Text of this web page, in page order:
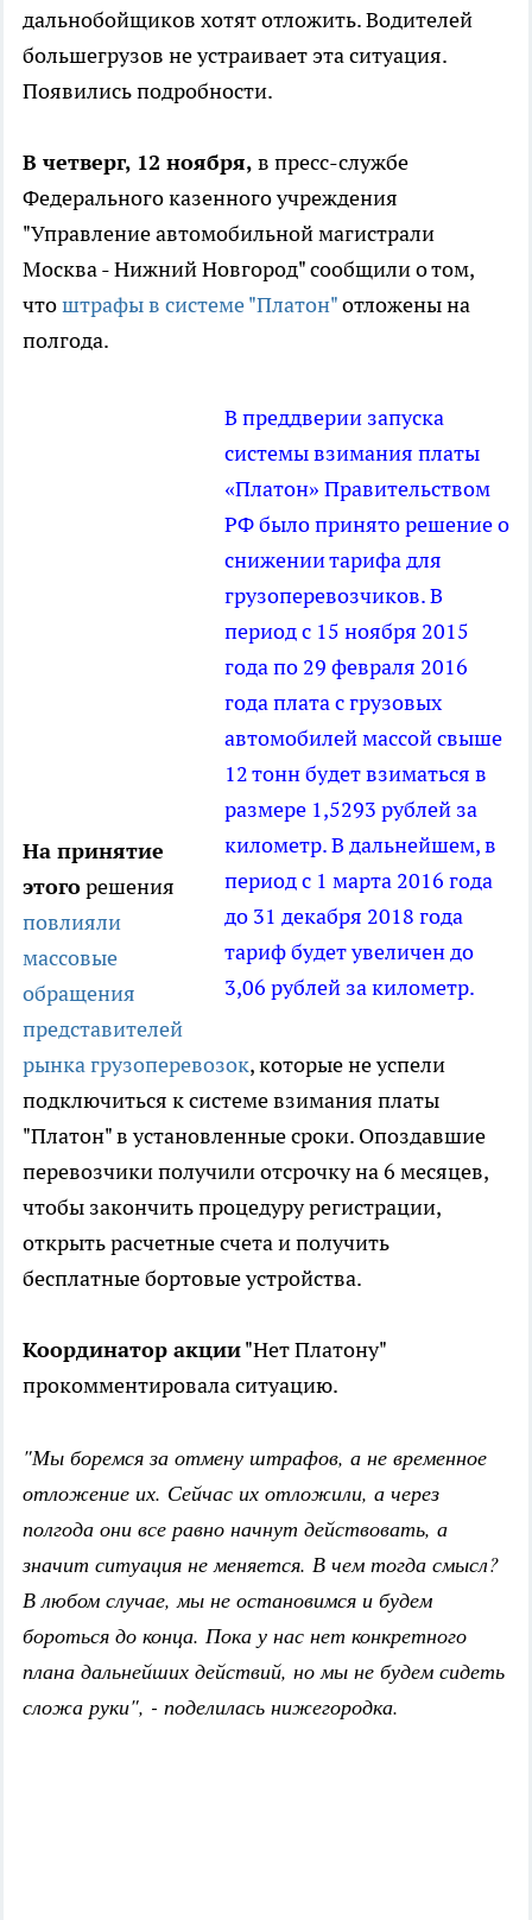
дальнобойщиков хотят отложить. Водителей
большегрузов не устраивает эта ситуация.
Появились подробности.
В четверг, 12 ноября, в пресс-службе
Федерального казенного учреждения
"Управление автомобильной магистрали
Москва - Нижний Новгород" сообщили о том,
чтоштрафы в системе "Платон"отложены на
полгода.
В преддверии запуска
системы взимания платы
«Платон» Правительством
РФ было принято решение о
снижении тарифа для
грузоперевозчиков. В
период с 15 ноября 2015
года по 29 февраля 2016
года плата с грузовых
автомобилей массой свыше
12 тонн будет взиматься в
размере 1,5293 рублей за
километр. В дальнейшем, в
период с 1 марта 2016 года
до 31 декабря 2018 года
тариф будет увеличен до
3,06 рублей за километр.
На принятие
этогорешения
повлияли
массовые
обращения
представителей
рынка грузоперевозок, которые не успели
подключиться к системе взимания платы
"Платон" в установленные сроки. Опоздавшие
перевозчики получили отсрочку на 6 месяцев,
чтобы закончить процедуру регистрации,
открыть расчетные счета и получить
бесплатные бортовые устройства.
Координатор акции"Нет Платону"
прокомментировала ситуацию.
"Мы боремся за отмену штрафов, а не временное
отложение их. Сейчас их отложили, а через
полгода они все равно начнут действовать, а
значит ситуация не меняется. В чем тогда смысл?
В любом случае, мы не остановимся и будем
бороться до конца. Пока у нас нет конкретного
плана дальнейших действий, но мы не будем сидеть
сложа руки", - поделилась нижегородка.